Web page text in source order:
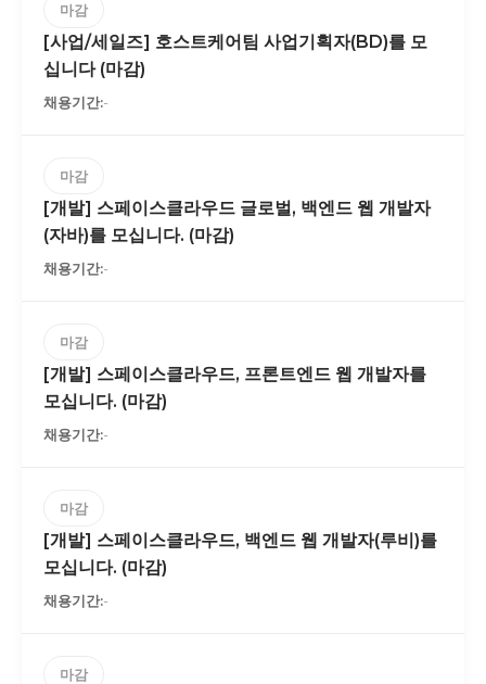
마감
[사업/세일즈] 호스트케어팀 사업기획자(BD)를 모
십니다 (마감)
-
마감
[개발] 스페이스클라우드 글로벌, 백엔드 웹 개발자
(자바)를 모십니다. (마감)
-
마감
[개발] 스페이스클라우드, 프론트엔드 웹 개발자를
모십니다. (마감)
-
마감
[개발] 스페이스클라우드, 백엔드 웹 개발자(루비)를
모십니다. (마감)
-
마감